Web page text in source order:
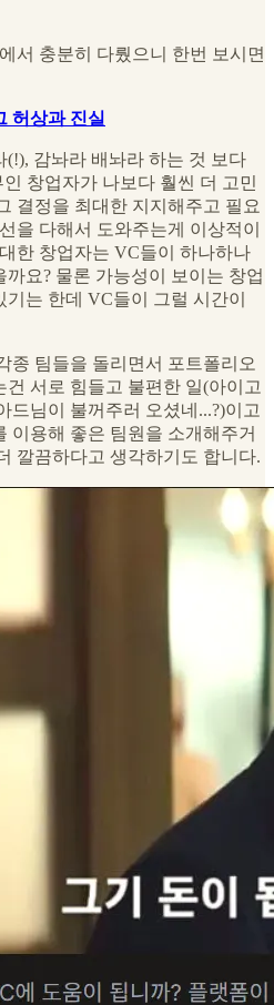
서 충분히 다뤘으니 한번 보시면
허상과 진실
감놔라 배놔라 하는 것 보다
창업자가 나보다 훨씬 더 고민
결정을 최대한 지지해주고 필요
을 다해서 도와주는게 이상적이
한 창업자는 VC들이 하나하나
요? 물론 가능성이 보이는 창업
는 한데 VC들이 그럴 시간이
종 팀들을 돌리면서 포트폴리오
서로 힘들고 불편한 일(아이고
드님이 불꺼주러 오셨네...?)이고
이용해 좋은 팀원을 소개해주거
깔끔하다고 생각하기도 합니다.